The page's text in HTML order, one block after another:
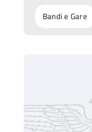
Bandi e Gare